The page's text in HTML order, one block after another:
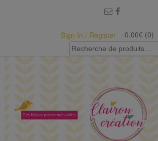
Sign In / Register
0.00€ (0)
Recherche
pour :